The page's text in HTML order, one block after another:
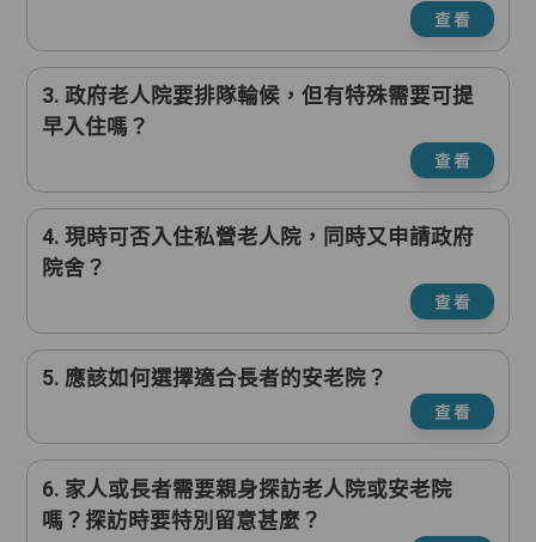
查看
3. 政府老人院要排隊輪候，但有特殊需要可提
早入住嗎？
查看
4. 現時可否入住私營老人院，同時又申請政府
院舍？
查看
5. 應該如何選擇適合長者的安老院？
查看
6. 家人或長者需要親身探訪老人院或安老院
嗎？探訪時要特別留意甚麼？